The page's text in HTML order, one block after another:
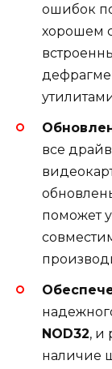
ошибок
хорошем
все
поможет
NOD32, и
наличие